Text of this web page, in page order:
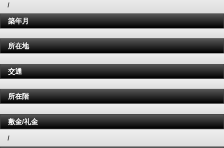
/
築年月
所在地
交通
所在階
敷金/礼金
/